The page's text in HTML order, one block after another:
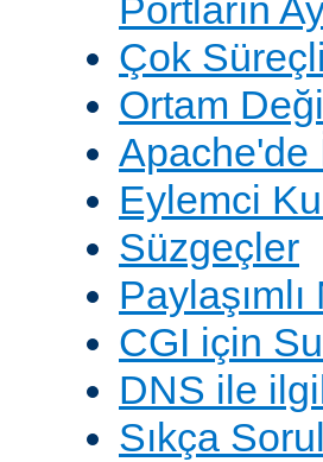
Portların
Çok
Ortam
Apache'de
Eylemci
Süzgeçler
CGI için
DNS ile
Sıkça